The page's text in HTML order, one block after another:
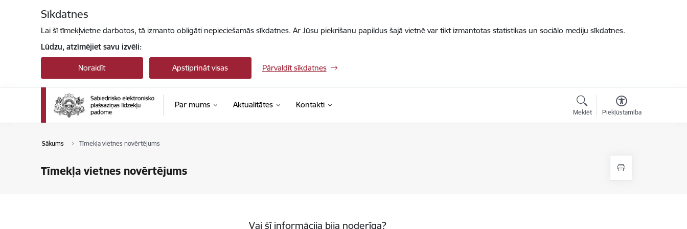
Sīkdatnes
Lai šī tīmekļvietne darbotos, tā izmanto obligāti nepieciešamās sīkdatnes. Ar Jūsu piekrišanu papildus šajā vietnē var tikt izmantotas statistikas un sociālo mediju sīkdatnes.
Lūdzu, atzīmējiet savu izvēli:
Noraidīt Apstiprināt visas Pārvaldīt sīkdatnes
Par mums Aktualitātes Kontakti
Meklēt Piekļūstamība
Sākums Tīmekļa vietnes novērtējums
Tīmekļa vietnes novērtējums
Vai šī informācija bija noderīga?